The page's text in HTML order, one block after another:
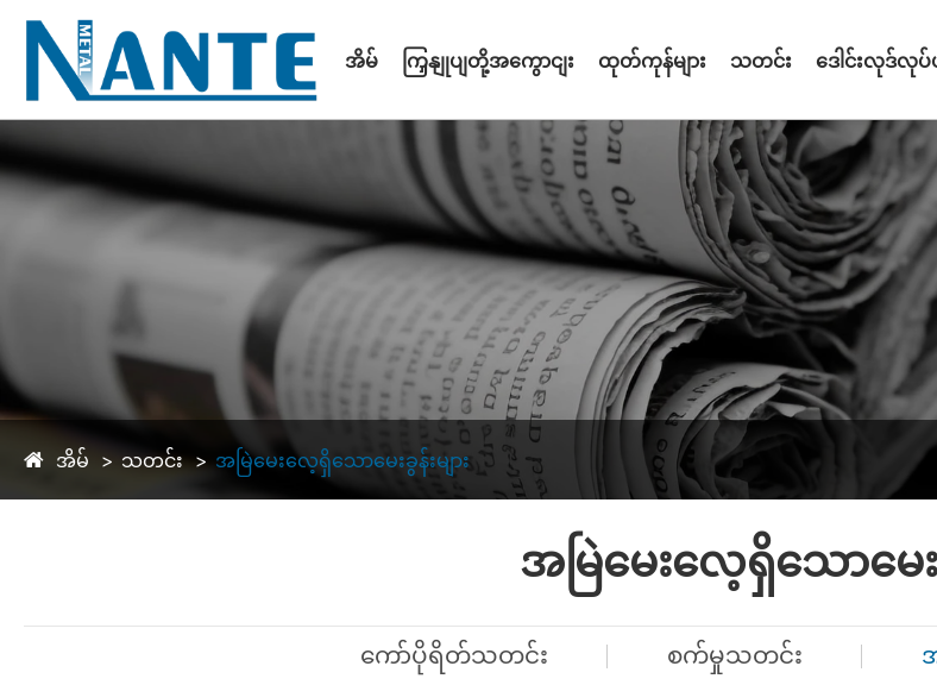
အိမ် ကြှနျုပျတို့အကွောငျး ထုတ်ကုန်များ သတင်း ဒေါင်းလုဒ်လုပ်
အိမ် သတင်း အမြဲမေးလေ့ရှိသောမေးခွန်းများ
အမြဲမေးလေ့ရှိသောမေး
ကော်ပိုရိတ်သတင်း စက်မှုသတင်း